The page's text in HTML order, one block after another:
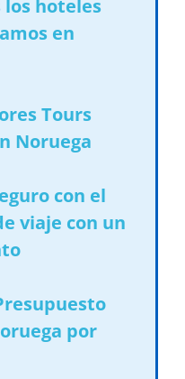
los hoteles
en
Tours
Noruega
con el
viaje con un
por